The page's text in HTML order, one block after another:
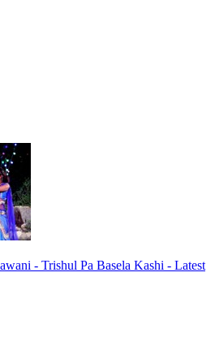
- Trishul Pa Basela Kashi - Latest